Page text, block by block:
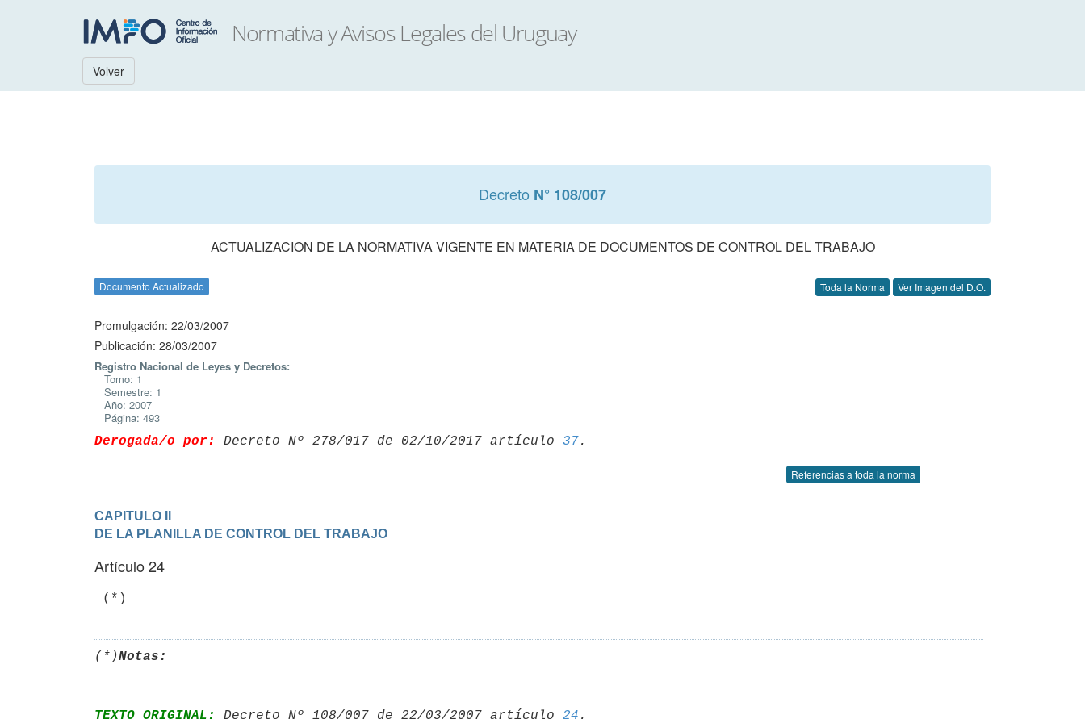
Volver
Decreto N° 108/007
ACTUALIZACION DE LA NORMATIVA VIGENTE EN MATERIA DE DOCUMENTOS DE CONTROL DEL TRABAJO
Documento Actualizado Toda la Norma Ver Imagen del D.O.
Promulgación: 22/03/2007
Publicación: 28/03/2007
Registro Nacional de Leyes y Decretos:
Tomo: 1
Semestre: 1
Año: 2007
Página: 493
Derogada/o por: Decreto Nº 278/017 de 02/10/2017 artículo 37
Referencias a toda la norma
CAPITULO II
DE LA PLANILLA DE CONTROL DEL TRABAJO
Artículo 24
(*)
(*)Notas:
TEXTO ORIGINAL: Decreto Nº 108/007 de 22/03/2007 artículo 24